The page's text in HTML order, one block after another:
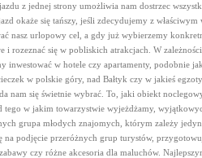
z jednej strony umożliwia nam dostrzec
okaże się tańszy, jeśli zdecydujemy z
nasz urlopowy cel, a gdy już wybierzemy
i rozeznać się w pobliskich atrakcjach. W
inwestować w hotele czy apartamenty, podobnie
w polskie góry, nad Bałtyk czy w jakieś
nam się świetnie wybrać. To, jaki obiekt
tego w jakim towarzystwie wyjeżdżamy,
grupa młodych znajomych, którym zależy
podjęcie przeróżnych grup turystów,
czy różne akcesoria dla maluchów.